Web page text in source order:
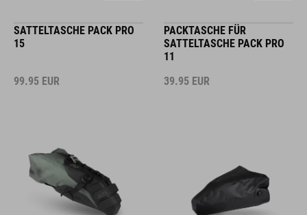
SATTELTASCHE PACK PRO
15
99.95 EUR
PACKTASCHE FÜR
SATTELTASCHE PACK PRO
11
39.95 EUR